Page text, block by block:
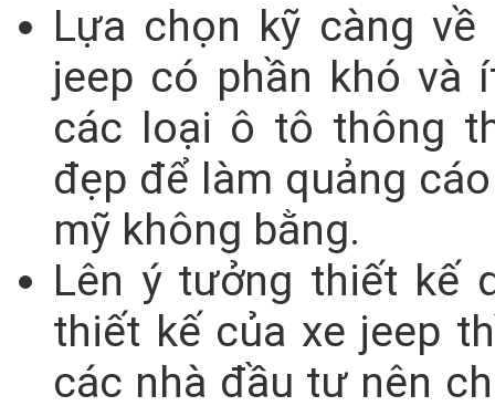
Lựa chọn kỹ càng
jeep có phần khó và
các loại ô tô thông
đẹp để làm quảng
mỹ không bằng.
Lên ý tưởng thiết kế
thiết kế của xe jeep
các nhà đầu tư nên